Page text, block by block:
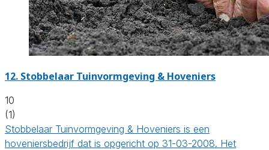
12. Stobbelaar Tuinvormgeving & Hoveniers
10
(1)
Stobbelaar Tuinvormgeving & Hoveniers is een
hoveniersbedrijf dat is opgericht op 31-03-2008. Het